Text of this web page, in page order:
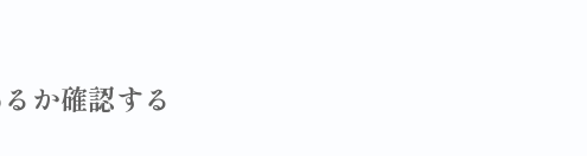
か確認する